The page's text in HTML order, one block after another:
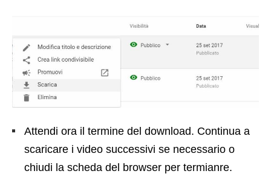
Attendi ora il termine del download. Continua a
scaricare i video successivi se necessario o
chiudi la scheda del browser per termianre.